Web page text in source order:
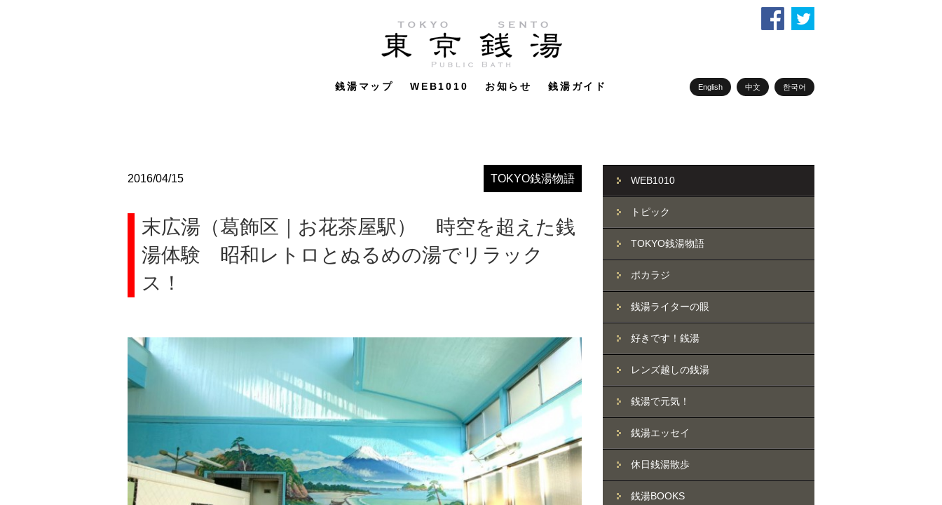
銭湯マップ WEB1010 お知らせ 銭湯ガイド English 中文 한국어
2016/04/15 TOKYO銭湯物語
末広湯（葛飾区｜お花茶屋駅） 時空を超えた銭
湯体験 昭和レトロとぬるめの湯でリラック
ス！
WEB1010
トピック
TOKYO銭湯物語
ポカラジ
銭湯ライターの眼
好きです！銭湯
レンズ越しの銭湯
銭湯で元気！
銭湯エッセイ
休日銭湯散歩
銭湯BOOKS